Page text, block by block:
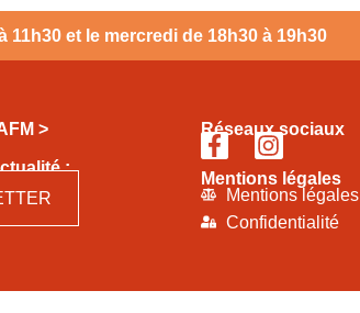
11h30 et le mercredi de 18h30 à 19h30
>
:
Réseaux sociaux
Mentions légales
Mentions légales
Confidentialité